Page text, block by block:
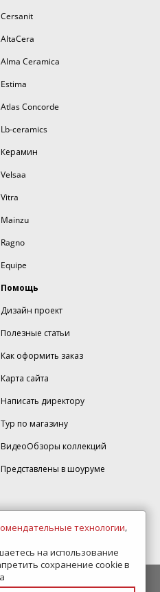
Cersanit
AltaCera
Alma Ceramica
Estima
Atlas Concorde
Lb-ceramics
Керамин
Velsaa
Vitra
Mainzu
Ragno
Equipe
Помощь
Дизайн проект
Полезные статьи
Как оформить заказ
Карта сайта
Написать директору
Тур по магазину
ВидеоОбзоры коллекций
Представлены в шоуруме
"Шоколад" (РИО) Реутов, -1
данный интернет-сайт носит
технологии,
на использование
сохранение cookie в